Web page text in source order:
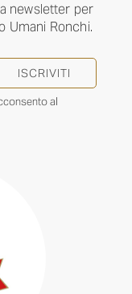
newsletter per
Umani Ronchi.
ISCRIVITI
al